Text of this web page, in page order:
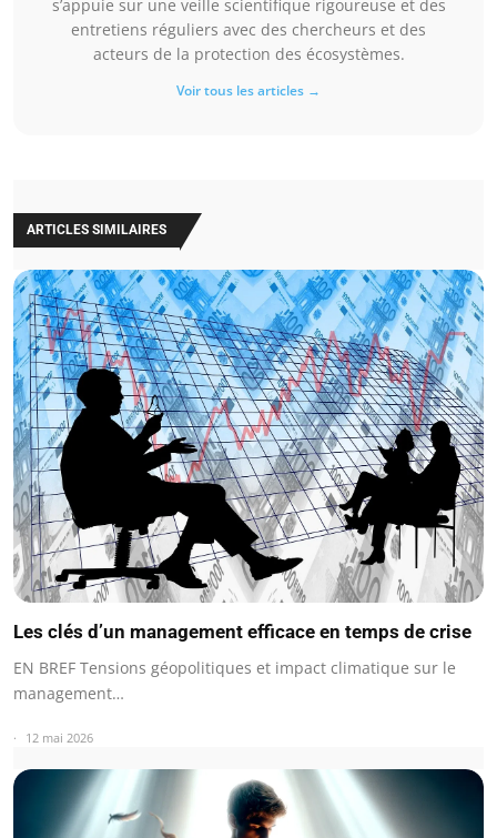
s’appuie sur une veille scientifique rigoureuse et des
entretiens réguliers avec des chercheurs et des
acteurs de la protection des écosystèmes.
Voir tous les articles →
ARTICLES SIMILAIRES
Les clés d’un management efficace en temps de crise
EN BREF Tensions géopolitiques et impact climatique sur le
management…
12 mai 2026